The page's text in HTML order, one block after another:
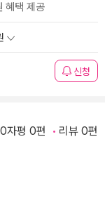
혜택 제공
신청
자평 0편 리뷰 0편